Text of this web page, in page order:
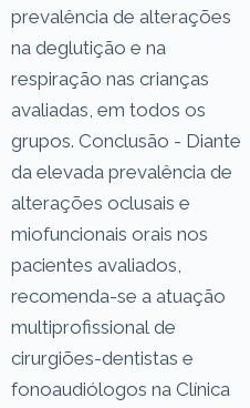
prevalência de alterações
na deglutição e na
respiração nas crianças
avaliadas, em todos os
grupos. Conclusão - Diante
da elevada prevalência de
alterações oclusais e
miofuncionais orais nos
pacientes avaliados,
recomenda-se a atuação
multiprofissional de
cirurgiões-dentistas e
fonoaudiólogos na Clínica